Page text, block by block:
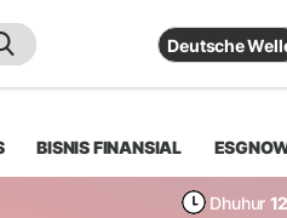
Deutsche
BISNIS FINANSIAL
Dhuhur